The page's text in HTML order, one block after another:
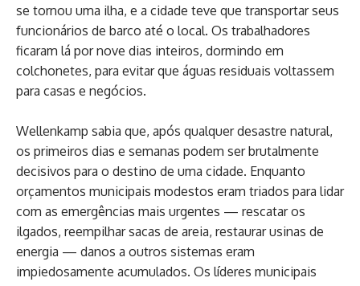
se tornou uma ilha, e a cidade teve que transportar seus
funcionários de barco até o local. Os trabalhadores
ficaram lá por nove dias inteiros, dormindo em
colchonetes, para evitar que águas residuais voltassem
para casas e negócios.
Wellenkamp sabia que, após qualquer desastre natural,
os primeiros dias e semanas podem ser brutalmente
decisivos para o destino de uma cidade. Enquanto
orçamentos municipais modestos eram triados para lidar
com as emergências mais urgentes — rescatar os
ilgados, reempilhar sacas de areia, restaurar usinas de
energia — danos a outros sistemas eram
impiedosamente acumulados. Os líderes municipais